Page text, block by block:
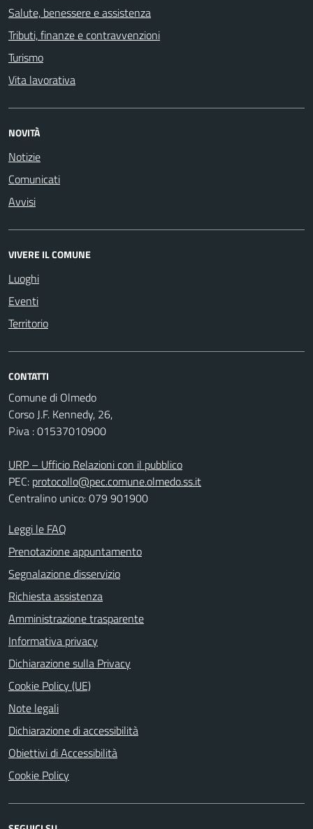
Salute, benessere e assistenza
Tributi, finanze e contravvenzioni
Turismo
Vita lavorativa
NOVITÀ
Notizie
Comunicati
Avvisi
VIVERE IL COMUNE
Luoghi
Eventi
Territorio
CONTATTI
Comune di Olmedo
Corso J.F. Kennedy, 26,
P.iva : 01537010900
URP – Ufficio Relazioni con il pubblico
PEC: protocollo@pec.comune.olmedo.ss.it
Centralino unico: 079 901900
Leggi le FAQ
Prenotazione appuntamento
Segnalazione disservizio
Richiesta assistenza
Amministrazione trasparente
Informativa privacy
Dichiarazione sulla Privacy
Cookie Policy (UE)
Note legali
Dichiarazione di accessibilità
Obiettivi di Accessibilità
Cookie Policy